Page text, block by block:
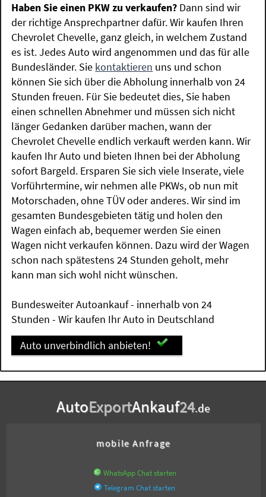
Haben Sie einen PKW zu verkaufen? Dann sind wir
der richtige Ansprechpartner dafür. Wir kaufen Ihren
Chevrolet Chevelle, ganz gleich, in welchem Zustand
es ist. Jedes Auto wird angenommen und das für alle
Bundesländer. Sie kontaktieren uns und schon
können Sie sich über die Abholung innerhalb von 24
Stunden freuen. Für Sie bedeutet dies, Sie haben
einen schnellen Abnehmer und müssen sich nicht
länger Gedanken darüber machen, wann der
Chevrolet Chevelle endlich verkauft werden kann. Wir
kaufen Ihr Auto und bieten Ihnen bei der Abholung
sofort Bargeld. Ersparen Sie sich viele Inserate, viele
Vorführtermine, wir nehmen alle PKWs, ob nun mit
Motorschaden, ohne TÜV oder anderes. Wir sind im
gesamten Bundesgebieten tätig und holen den
Wagen einfach ab, bequemer werden Sie einen
Wagen nicht verkaufen können. Dazu wird der Wagen
schon nach spätestens 24 Stunden geholt, mehr
kann man sich wohl nicht wünschen.
Bundesweiter Autoankauf - innerhalb von 24
Stunden - Wir kaufen Ihr Auto in Deutschland
Auto unverbindlich anbieten!
AutoExportAnkauf24.de
mobile Anfrage
WhatsApp Chat starten
Telegram Chat starten